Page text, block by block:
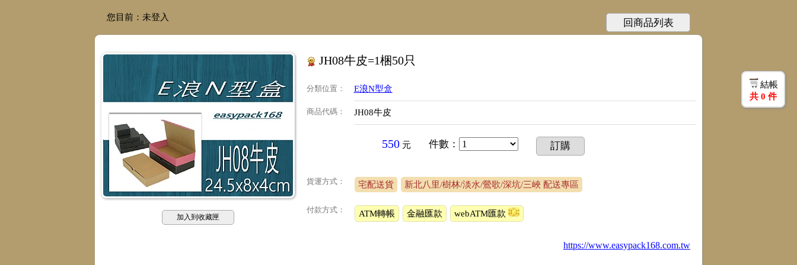
您目前： 未登入 回商品列表
加入到收藏匣
JH08牛皮=1梱50只
分類位置 ： E浪N型盒
商品代碼： JH08牛皮
550 元 件數 ： 訂購
貨運方式： 宅配送貨 新北八里/樹林/淡水/鶯歌/深坑/三峽 配送專區
付款方式： ATM轉帳 金融匯款 webATM匯款
https://www.easypack168.com.tw
結帳
共 0 件